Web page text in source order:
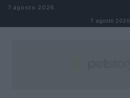
Saltar al contenido
7 agosto 2026
7 agosto 2026